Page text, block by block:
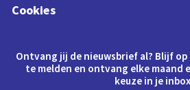
Cookies
Ontvang jij de nieuwsbrief al? Blijf
te melden en ontvang elke maand
keuze in je